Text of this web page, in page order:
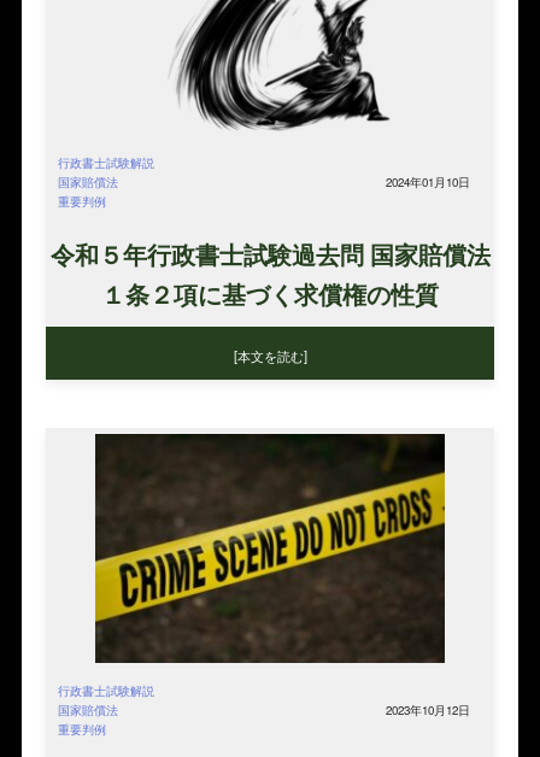
行政書士試験解説
国家賠償法
重要判例
2024年01月10日
令和５年行政書士試験過去問 国家賠償法
１条２項に基づく求償権の性質
[本文を読む]
行政書士試験解説
国家賠償法
重要判例
2023年10月12日